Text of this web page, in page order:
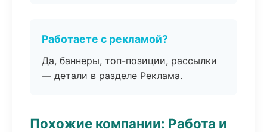
Работаете с рекламой?
Да, баннеры, топ-позиции, рассылки
— детали в разделе Реклама.
Похожие компании: Работа и